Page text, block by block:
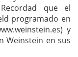
que el
programado en
y
Weinstein en sus